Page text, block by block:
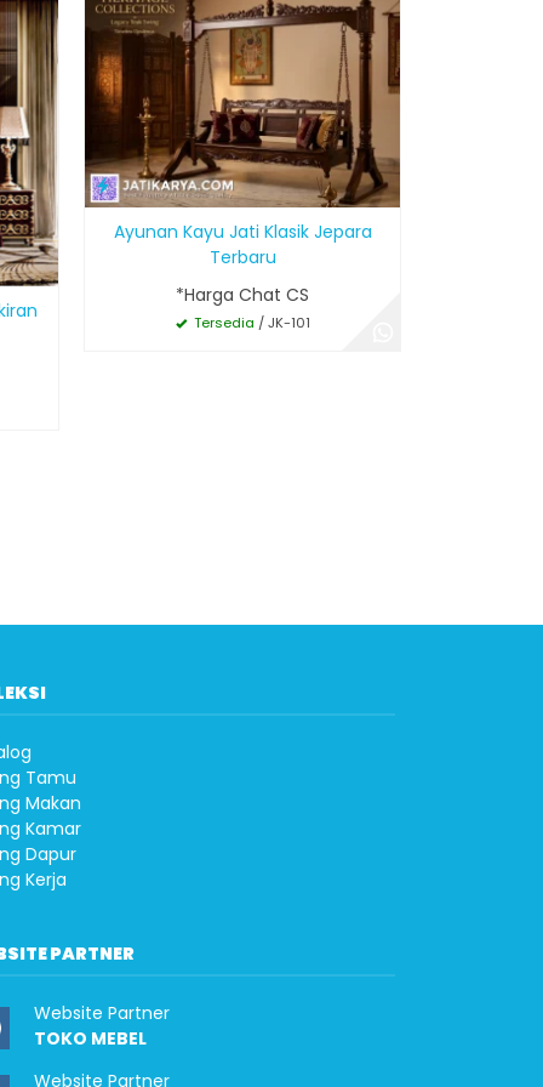
Ayunan Kayu Jati Klasik Jepara
Terbaru
*Harga Chat CS
Tersedia / JK-101
Tamu
Makan
Kamar
Dapur
Kerja
PARTNER
Website Partner
TOKO MEBEL
Website Partner